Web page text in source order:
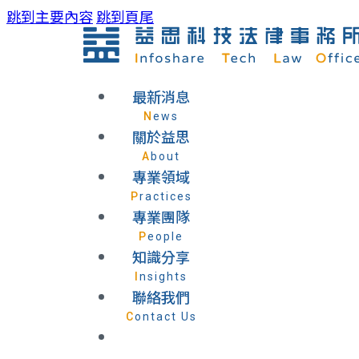
跳到主要內容跳到頁尾
最新消息
News
關於益思
About
專業領域
Practices
專業團隊
People
知識分享
Insights
聯絡我們
Contact Us